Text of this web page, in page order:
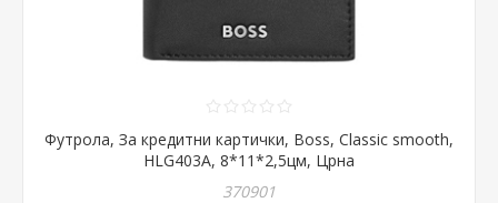
Футрола, За кредитни картички, Boss, Classic smooth,
HLG403A, 8*11*2,5цм, Црна
370901